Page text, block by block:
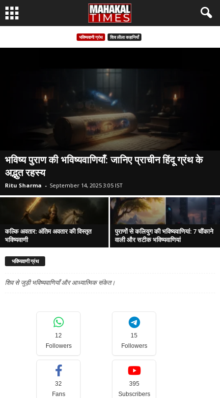
भविष्यवाणी ग्रंथ शिव लीला कहानियाँ
भविष्य पुराण की भविष्यवाणियाँ: जानिए प्राचीन हिंदू ग्रंथ के
अद्भुत रहस्य
Ritu Sharma - September 14, 2025 3:05 IST
कल्कि अवतार: अंतिम अवतार की विस्तृत
भविष्यवाणी
पुराणों से कलियुग की भविष्यवाणियां: 7 चौंकाने
वाली और सटीक भविष्यवाणियां
भविष्यवाणी ग्रंथ
शिव से जुड़ी भविष्यवाणियाँ और आध्यात्मिक संकेत।
12
Followers
15
Followers
32
Fans
395
Subscribers